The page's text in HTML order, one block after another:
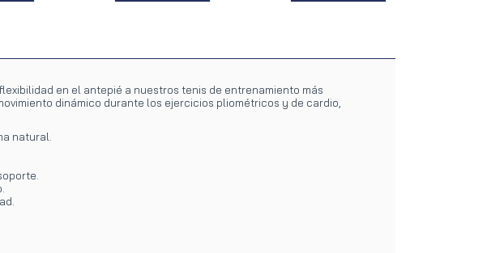
en el antepié a nuestros tenis de entrenamiento más
dinámico durante los ejercicios pliométricos y de cardio,
natural.